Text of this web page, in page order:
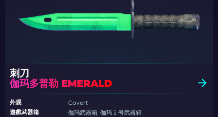
刺刀
伽玛多普勒 EMERALD
外观
Covert
遊戲武器箱
伽玛武器箱, 伽玛 2 号武器箱